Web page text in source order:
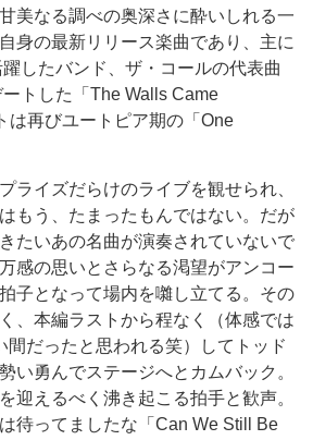
美なる調べの奥深さに酔いしれる一
身の最新リリース楽曲であり、主に
したバンド、ザ・コールの代表曲
トした「The Walls Came
は再びユートピア期の「One
ライズだらけのライブを観せられ、
もう、たまったもんではない。だが
たいあの名曲が演奏されていないで
感の思いとさらなる渇望がアンコー
子となって場内を囃し立てる。その
、本編ラストから程なく（体感では
間だったと思われる笑）してトッド
い勇んでステージへとカムバック。
迎えるべく沸き起こる拍手と歓声。
待ってましたな「Can We Still Be